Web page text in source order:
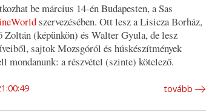
be március 14-én Budapesten, a Sas
szervezésében. Ott lesz a Lisicza Borház,
Zoltán (képünkön) és Walter Gyula, de lesz
sajtok Mozsgóról és húskészítmények
mondanunk: a részvétel (szinte) kötelező.
tovább